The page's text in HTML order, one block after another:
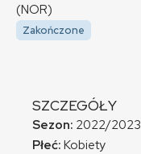
(NOR)
Zakończone
SZCZEGÓŁY
Sezon: 2022/2023
Płeć: Kobiety